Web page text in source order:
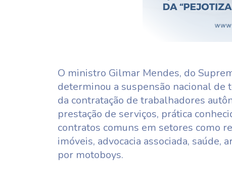
O ministro Gilmar Mendes, do
determinou a suspensão nacional de
da contratação de trabalhadores
prestação de serviços, prática
contratos comuns em setores como
imóveis, advocacia associada,
por motoboys.